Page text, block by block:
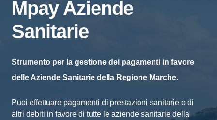
Mpay Aziende
Sanitarie
Strumento per la gestione dei pagamenti in favore
delle Aziende Sanitarie della Regione Marche.
Puoi effettuare pagamenti di prestazioni sanitarie o di
altri debiti in favore di tutte le aziende sanitarie della